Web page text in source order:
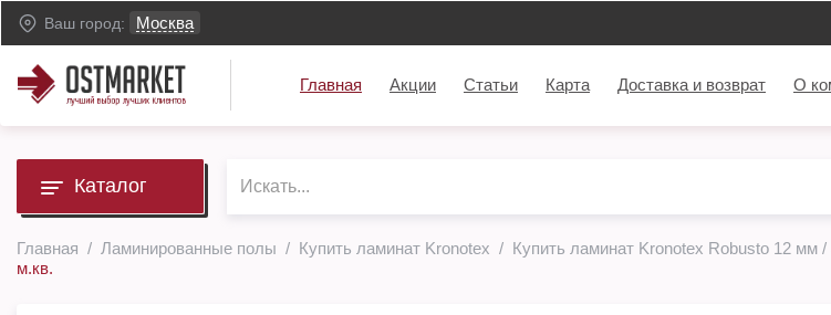
Ваш город: Москва
Главная Акции Статьи Карта Доставка и возврат О
Каталог
Главная Ламинированные полы Купить ламинат Kronotex Купить ламинат Kronotex Robusto 12 мм
м.кв.